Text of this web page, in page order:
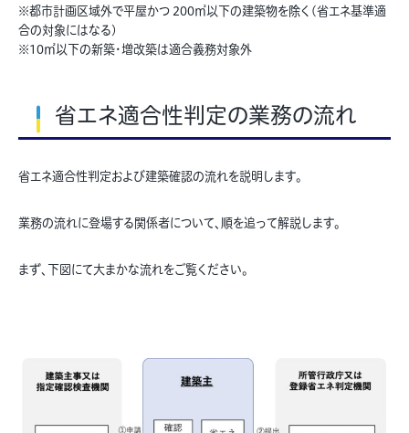
※都市計画区域外で平屋かつ 200㎡以下の建築物を除く(省エネ基準適
合の対象にはなる)
※10㎡以下の新築・増改築は適合義務対象外
省エネ適合性判定の業務の流れ
省エネ適合性判定および建築確認の流れを説明します。
業務の流れに登場する関係者について、順を追って解説します。
まず、下図にて大まかな流れをご覧ください。